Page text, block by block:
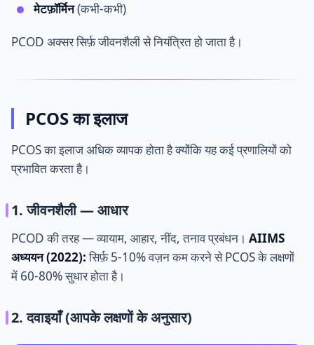
मेटफ़ॉर्मिन(कभी-कभी)
PCOD अक्सर सिर्फ़ जीवनशैली से नियंत्रित हो जाता है।
PCOS का इलाज
PCOS का इलाज अधिक व्यापक होता है क्योंकि यह कई प्रणालियों को
प्रभावित करता है।
1. जीवनशैली — आधार
PCOD की तरह — व्यायाम, आहार, नींद, तनाव प्रबंधन। AIIMS
अध्ययन (2022):सिर्फ़ 5-10% वज़न कम करने से PCOS के लक्षणों
में 60-80% सुधार होता है।
2. दवाइयाँ (आपके लक्षणों के अनुसार)